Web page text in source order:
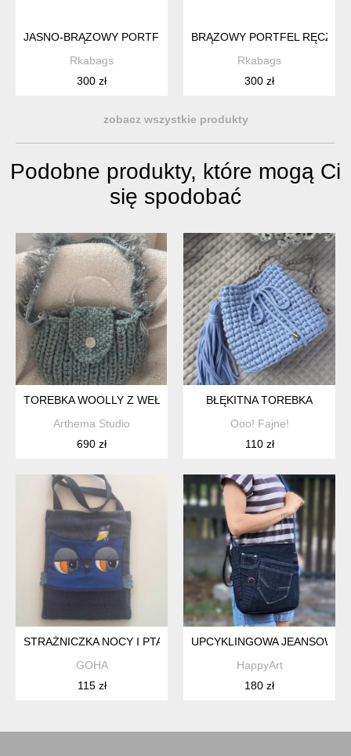
JASNO-BRĄZOWY PORTFEL USZYTY RĘCZNIE ZE SKÓRY
Rkabags
300 zł
BRĄZOWY PORTFEL
Rkabags
300 zł
zobacz wszystkie produkty
Podobne produkty, które mogą Ci
się spodobać
TOREBKA WOOLLY Z WEŁNY SWOJSKIEJ Z GRUBYM
Arthema Studio
690 zł
BŁĘKITNA TOREBKA
Ooo! Fajne!
110 zł
STRAŻNICZKA NOCY I PTASZEK Z PORANKA
GOHA
115 zł
UPCYKLINGOWA JEANSOWA
HappyArt
180 zł